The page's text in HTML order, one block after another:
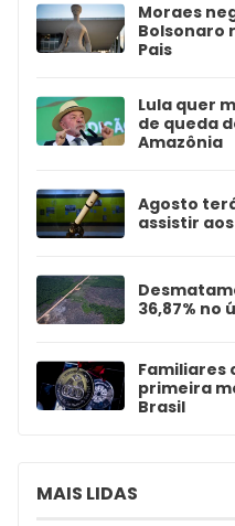
Moraes
Bolsonaro
Pais
Lula quer
de queda
Amazônia
Agosto
assistir
36,87% no
Familiares
primeira
Brasil
MAIS LIDAS